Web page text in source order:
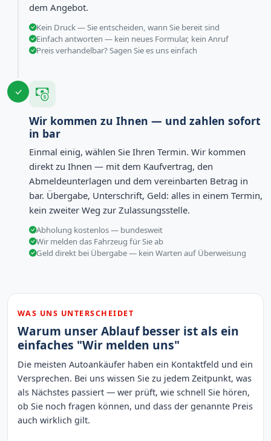
dem Angebot.
Kein Druck — Sie entscheiden, wann Sie bereit sind
Einfach antworten — kein neues Formular, kein Anruf
Preis verhandelbar? Sagen Sie es uns einfach
Wir kommen zu Ihnen — und zahlen sofort
in bar
Einmal einig, wählen Sie Ihren Termin. Wir kommen
direkt zu Ihnen — mit dem Kaufvertrag, den
Abmeldeunterlagen und dem vereinbarten Betrag in
bar. Übergabe, Unterschrift, Geld: alles in einem Termin,
kein zweiter Weg zur Zulassungsstelle.
Abholung kostenlos — bundesweit
Wir melden das Fahrzeug für Sie ab
Geld direkt bei Übergabe — kein Warten auf Überweisung
WAS UNS UNTERSCHEIDET
Warum unser Ablauf besser ist als ein
einfaches "Wir melden uns"
Die meisten Autoankäufer haben ein Kontaktfeld und ein
Versprechen. Bei uns wissen Sie zu jedem Zeitpunkt, was
als Nächstes passiert — wer prüft, wie schnell Sie hören,
ob Sie noch fragen können, und dass der genannte Preis
auch wirklich gilt.